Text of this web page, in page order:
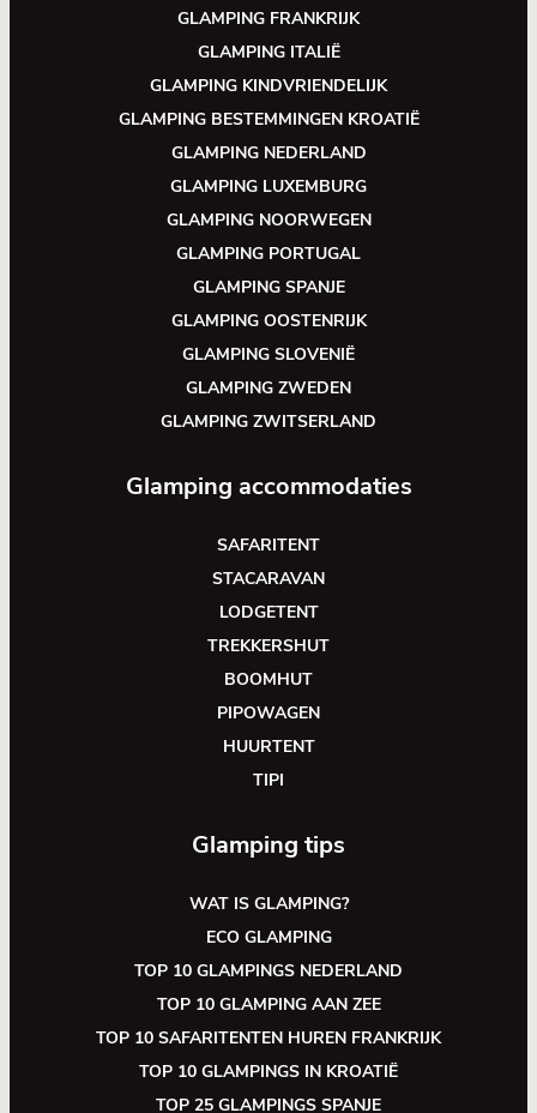
GLAMPING FRANKRIJK
GLAMPING ITALIË
GLAMPING KINDVRIENDELIJK
GLAMPING BESTEMMINGEN KROATIË
GLAMPING NEDERLAND
GLAMPING LUXEMBURG
GLAMPING NOORWEGEN
GLAMPING PORTUGAL
GLAMPING SPANJE
GLAMPING OOSTENRIJK
GLAMPING SLOVENIË
GLAMPING ZWEDEN
GLAMPING ZWITSERLAND
Glamping accommodaties
SAFARITENT
STACARAVAN
LODGETENT
TREKKERSHUT
BOOMHUT
PIPOWAGEN
HUURTENT
TIPI
Glamping tips
WAT IS GLAMPING?
ECO GLAMPING
TOP 10 GLAMPINGS NEDERLAND
TOP 10 GLAMPING AAN ZEE
TOP 10 SAFARITENTEN HUREN FRANKRIJK
TOP 10 GLAMPINGS IN KROATIË
TOP 25 GLAMPINGS SPANJE